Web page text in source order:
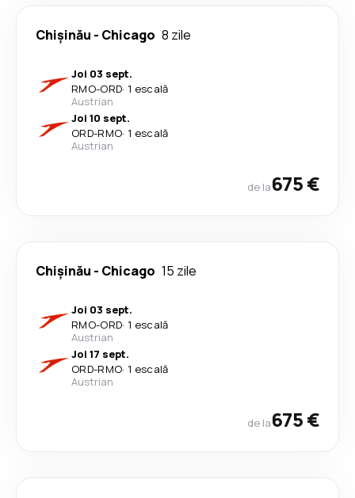
Chişinău - Chicago 8 zile
Joi 03 sept.
RMO-ORD· 1 escală
Austrian
Joi 10 sept.
ORD-RMO· 1 escală
Austrian
de la675 €
Chişinău - Chicago 15 zile
Joi 03 sept.
RMO-ORD· 1 escală
Austrian
Joi 17 sept.
ORD-RMO· 1 escală
Austrian
de la675 €